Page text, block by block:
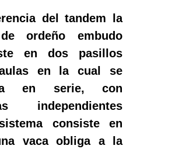
del tandem la
ordeño embudo
en dos pasillos
en la cual se
en serie, con
independientes
consiste en
vaca obliga a la